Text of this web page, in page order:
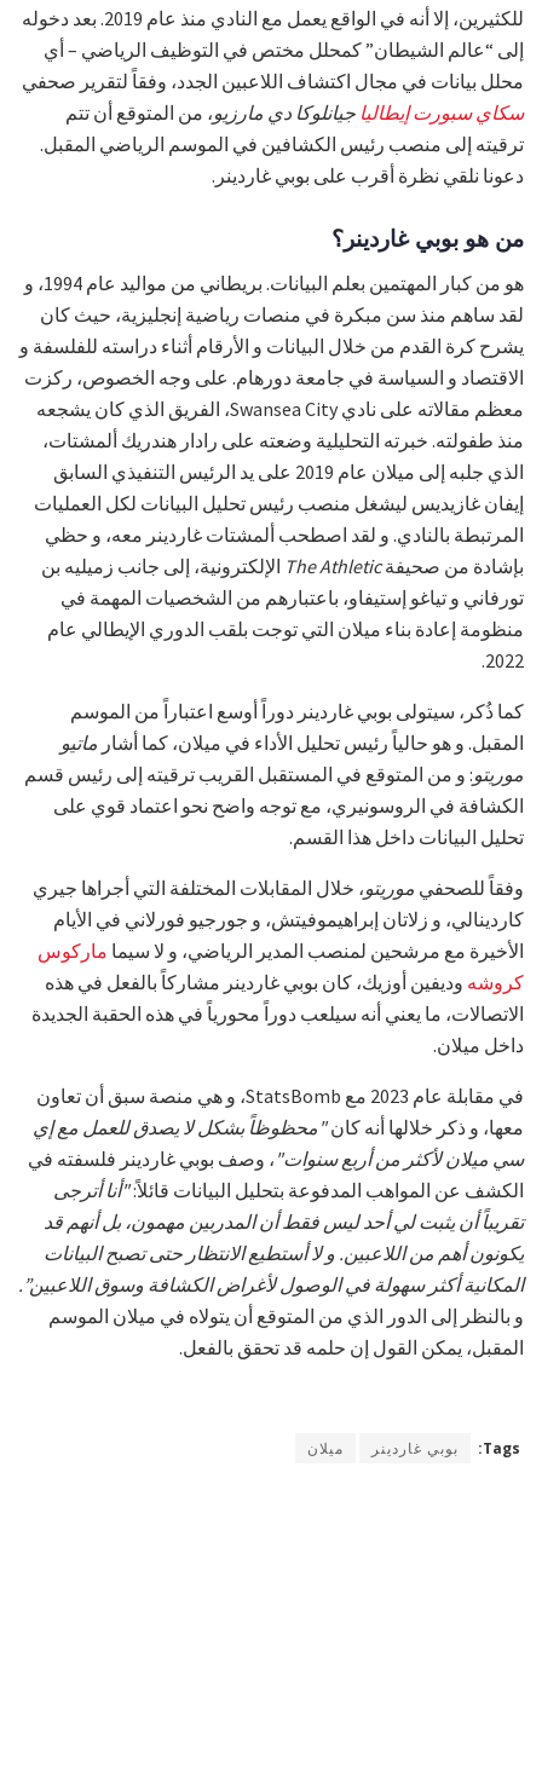
للكثيرين، إلا أنه في الواقع يعمل مع النادي منذ عام 2019. بعد دخوله
إلى “عالم الشيطان” كمحلل مختص في التوظيف الرياضي – أي
محلل بيانات في مجال اكتشاف اللاعبين الجدد، وفقاً لتقرير صحفي
سكاي سبورت إيطاليا جيانلوكا دي مارزيو، من المتوقع أن تتم
ترقيته إلى منصب رئيس الكشافين في الموسم الرياضي المقبل.
دعونا نلقي نظرة أقرب على بوبي غاردينر.
من هو بوبي غاردينر؟
هو من كبار المهتمين بعلم البيانات. بريطاني من مواليد عام 1994، و
لقد ساهم منذ سن مبكرة في منصات رياضية إنجليزية، حيث كان
يشرح كرة القدم من خلال البيانات و الأرقام أثناء دراسته للفلسفة و
الاقتصاد و السياسة في جامعة دورهام. على وجه الخصوص، ركزت
معظم مقالاته على نادي Swansea City، الفريق الذي كان يشجعه
منذ طفولته. خبرته التحليلية وضعته على رادار هندريك ألمشتات،
الذي جلبه إلى ميلان عام 2019 على يد الرئيس التنفيذي السابق
إيفان غازيديس ليشغل منصب رئيس تحليل البيانات لكل العمليات
المرتبطة بالنادي. و لقد اصطحب ألمشتات غاردينر معه، و حظي
بإشادة من صحيفةThe Athletic الإلكترونية، إلى جانب زميليه بن
تورفاني و تياغو إستيفاو، باعتبارهم من الشخصيات المهمة في
منظومة إعادة بناء ميلان التي توجت بلقب الدوري الإيطالي عام
2022.
كما ذُكر، سيتولى بوبي غاردينر دوراً أوسع اعتباراً من الموسم
المقبل. و هو حالياً رئيس تحليل الأداء في ميلان، كما أشار ماتيو
موريتو: و من المتوقع في المستقبل القريب ترقيته إلى رئيس قسم
الكشافة في الروسونيري، مع توجه واضح نحو اعتماد قوي على
تحليل البيانات داخل هذا القسم.
وفقاً للصحفي موريتو، خلال المقابلات المختلفة التي أجراها جيري
كاردينالي، و زلاتان إبراهيموفيتش، و جورجيو فورلاني في الأيام
الأخيرة مع مرشحين لمنصب المدير الرياضي، و لا سيما ماركوس
كروشه وديفين أوزيك، كان بوبي غاردينر مشاركاً بالفعل في هذه
الاتصالات، ما يعني أنه سيلعب دوراً محورياً في هذه الحقبة الجديدة
داخل ميلان.
في مقابلة عام 2023 مع StatsBomb، و هي منصة سبق أن تعاون
معها، و ذكر خلالها أنه كان"محظوظاً بشكل لا يصدق للعمل مع إي
سي ميلان لأكثر من أربع سنوات" ، وصف بوبي غاردينر فلسفته في
الكشف عن المواهب المدفوعة بتحليل البيانات قائلاً:"أنا أترجى
تقريباً أن يثبت لي أحد ليس فقط أن المدربين مهمون، بل أنهم قد
يكونون أهم من اللاعبين. و لا أستطيع الانتظار حتى تصبح البيانات
المكانية أكثر سهولة في الوصول لأغراض الكشافة وسوق اللاعبين”.
و بالنظر إلى الدور الذي من المتوقع أن يتولاه في ميلان الموسم
المقبل، يمكن القول إن حلمه قد تحقق بالفعل.
Tags: بوبي غاردينر ميلان